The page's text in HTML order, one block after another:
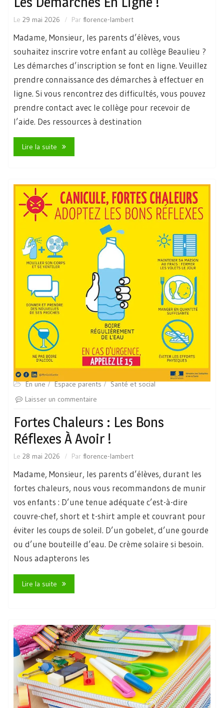
Le 29 mai 2026 Par florence-lambert
Madame, Monsieur, les parents d’élèves, vous
souhaitez inscrire votre enfant au collège Beaulieu ?
Les démarches d’inscription se font en ligne. Veuillez
prendre connaissance des démarches à effectuer en
ligne. Si vous rencontrez des difficultés, vous pouvez
prendre contact avec le collège pour recevoir de
l’aide. Des ressources à destination
Lire la suite
En une Espace parents
Santé et social
Laisser un commentaire
Fortes Chaleurs : Les Bons
Réflexes À Avoir !
Le 28 mai 2026 Par florence-lambert
Madame, Monsieur, les parents d’élèves, durant les
fortes chaleurs, nous vous recommandons de munir
vos enfants : D’une tenue adéquate c’est-à-dire
couvre-chef, short et t-shirt ample et couvrant pour
éviter les coups de soleil. D’un gobelet, d’une gourde
ou d’une bouteille d’eau. De crème solaire si besoin.
Nous adapterons les
Lire la suite